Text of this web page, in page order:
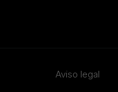
Aviso legal